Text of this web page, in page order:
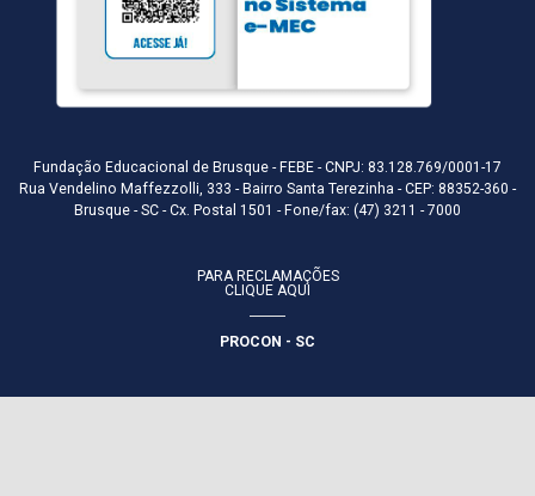
Fundação Educacional de Brusque - FEBE - CNPJ: 83.128.769/0001-17
Rua Vendelino Maffezzolli, 333 - Bairro Santa Terezinha - CEP: 88352-360 -
Brusque - SC - Cx. Postal 1501 - Fone/fax: (47) 3211 - 7000
PARA RECLAMAÇÕES
CLIQUE AQUI
PROCON - SC